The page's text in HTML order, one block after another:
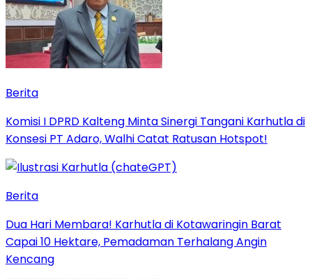
Berita
Komisi I DPRD Kalteng Minta Sinergi Tangani Karhutla di
Konsesi PT Adaro, Walhi Catat Ratusan Hotspot!
Berita
Dua Hari Membara! Karhutla di Kotawaringin Barat
Capai 10 Hektare, Pemadaman Terhalang Angin
Kencang